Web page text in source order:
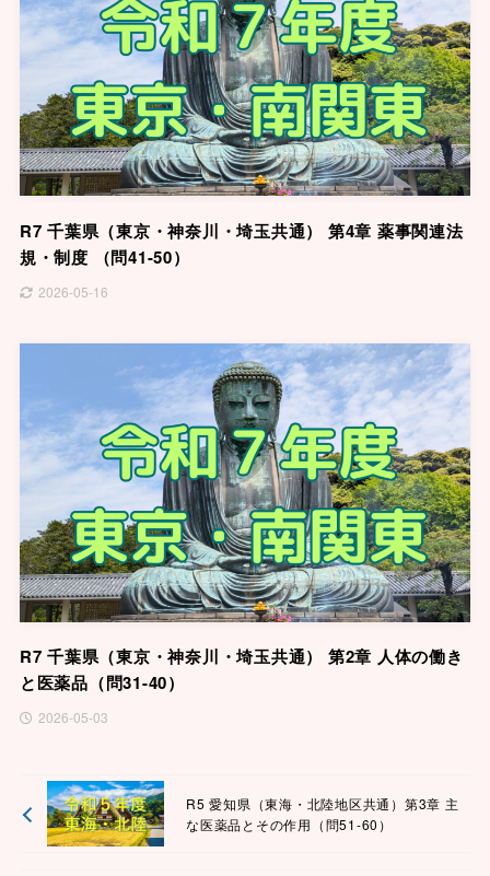
R7 千葉県（東京・神奈川・埼玉共通） 第4章 薬事関連法
規・制度 （問41-50）
2026-05-16
R7 千葉県（東京・神奈川・埼玉共通） 第2章 人体の働き
と医薬品（問31-40）
2026-05-03
R5 愛知県（東海・北陸地区共通）第3章 主
な医薬品とその作用（問51-60）